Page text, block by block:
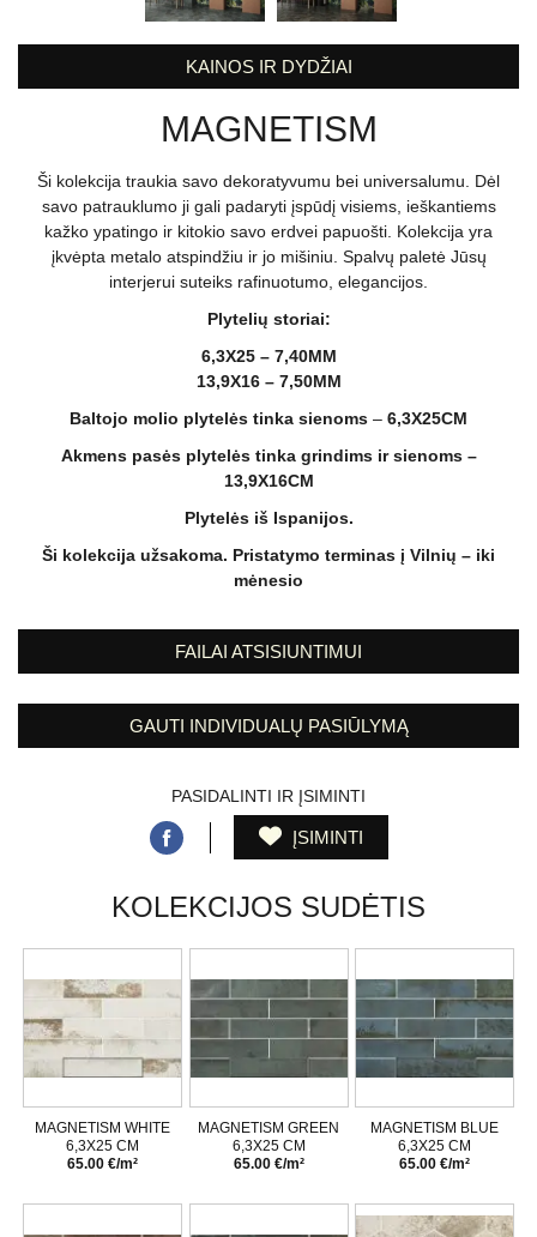
KAINOS IR DYDŽIAI
MAGNETISM
Ši kolekcija traukia savo dekoratyvumu bei universalumu. Dėl
savo patrauklumo ji gali padaryti įspūdį visiems, ieškantiems
kažko ypatingo ir kitokio savo erdvei papuošti. Kolekcija yra
įkvėpta metalo atspindžiu ir jo mišiniu. Spalvų paletė Jūsų
interjerui suteiks rafinuotumo, elegancijos.
Plytelių storiai:
6,3X25 – 7,40MM
13,9X16 –7,50MM
Baltojo molio plytelės tinka sienoms – 6,3X25CM
Akmens pasės plytelės tinka grindims ir sienoms –
13,9X16CM
Plytelės iš Ispanijos.
Ši kolekcija užsakoma. Pristatymo terminas į Vilnių – iki
mėnesio
FAILAI ATSISIUNTIMUI
GAUTI INDIVIDUALŲ PASIŪLYMĄ
PASIDALINTI IR ĮSIMINTI
ĮSIMINTI
KOLEKCIJOS SUDĖTIS
MAGNETISM WHITE
6,3X25 CM
65.00 €/m²
MAGNETISM GREEN
6,3X25 CM
65.00 €/m²
MAGNETISM BLUE
6,3X25 CM
65.00 €/m²